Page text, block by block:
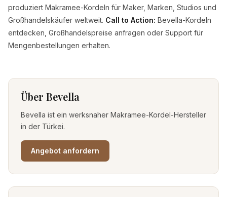
produziert Makramee-Kordeln für Maker, Marken, Studios und
Großhandelskäufer weltweit. Call to Action: Bevella-Kordeln
entdecken, Großhandelspreise anfragen oder Support für
Mengenbestellungen erhalten.
Über Bevella
Bevella ist ein werksnaher Makramee-Kordel-Hersteller
in der Türkei.
Angebot anfordern